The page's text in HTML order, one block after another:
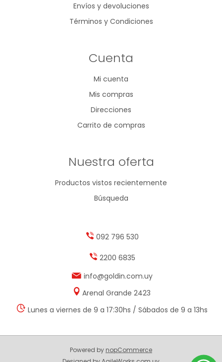
Envíos y devoluciones
Términos y Condiciones
Cuenta
Mi cuenta
Mis compras
Direcciones
Carrito de compras
Nuestra oferta
Productos vistos recientemente
Búsqueda
092 796 530
2200 6835
info@goldin.com.uy
Arenal Grande 2423
Lunes a viernes de 9 a 17:30hs / Sábados de 9 a 13hs
Powered by nopCommerce